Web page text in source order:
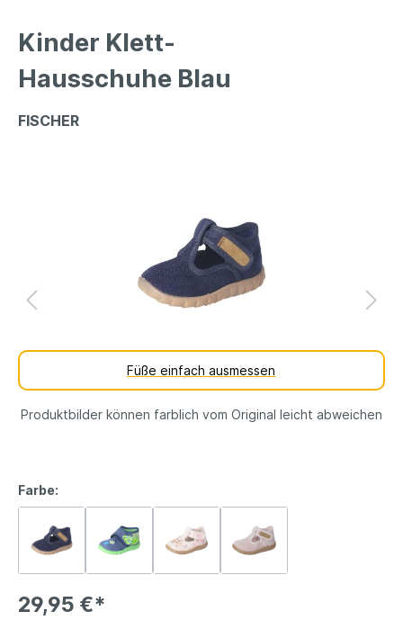
Kinder Klett-
Hausschuhe Blau
FISCHER
Füße einfach ausmessen
Produktbilder können farblich vom Original leicht abweichen
Farbe:
29,95 €*